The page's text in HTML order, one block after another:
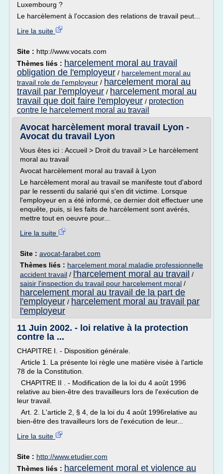
Luxembourg ?
Le harcèlement à l'occasion des relations de travail peut...
Lire la suite
Site : http://www.vocats.com
Thèmes liés : harcelement moral au travail
obligation de l'employeur / harcelement moral au
travail role de l'employeur / harcelement moral au
travail par l'employeur / harcelement moral au
travail que doit faire l'employeur / protection
contre le harcelement moral au travail
Avocat harcèlement moral travail Lyon -
Avocat du travail Lyon
Vous êtes ici : Accueil > Droit du travail > Le harcèlement
moral au travail
Avocat harcèlement moral au travail à Lyon
Le harcèlement moral au travail se manifeste tout d'abord
par le ressenti du salarié qui s'en dit victime. Lorsque
l'employeur en a été informé, ce dernier doit effectuer une
enquête, puis, si les faits de harcèlement sont avérés,
mettre tout en oeuvre pour...
Lire la suite
Site : avocat-farabet.com
Thèmes liés : harcelement moral maladie professionnelle
accident travail / l'harcelement moral au travail /
saisir l'inspection du travail pour harcelement moral /
harcelement moral au travail de la part de
l'employeur / harcelement moral au travail par
l'employeur
11 Juin 2002. - loi relative à la protection
contre la ...
CHAPITRE I. - Disposition générale.
Article 1. La présente loi règle une matière visée à l'article
78 de la Constitution.
CHAPITRE II . - Modification de la loi du 4 août 1996
relative au bien-être des travailleurs lors de l'exécution de
leur travail.
Art. 2. L'article 2, § 4, de la loi du 4 août 1996relative au
bien-être des travailleurs lors de l'exécution de leur...
Lire la suite
Site : http://www.etudier.com
Thèmes liés : harcelement moral et violence au